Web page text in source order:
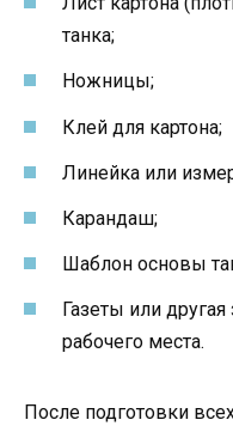
танка;
Ножницы;
Клей для картона;
Линейка или
Карандаш;
Шаблон основы
Газеты или
рабочего места.
После подготовки